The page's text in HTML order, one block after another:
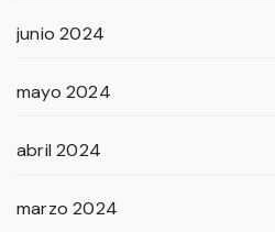
junio 2024
mayo 2024
abril 2024
marzo 2024